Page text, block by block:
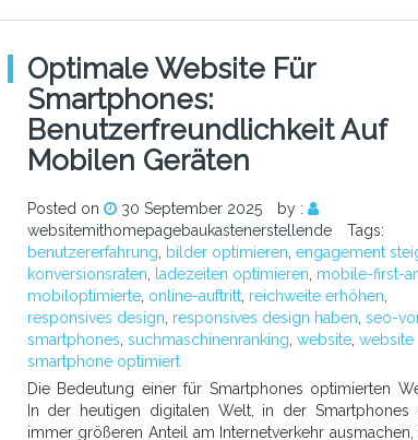
Optimale Website Für
Smartphones:
Benutzerfreundlichkeit Auf
Mobilen Geräten
Posted on 30 September 2025
by :
websitemithomepagebaukastenerstellende
Tags:
benutzererfahrung
bilder optimieren engagement
konversionsraten
ladezeiten optimieren mobile-first-
mobiloptimierte, online-auftritt, reichweite erhöhen
responsives design responsives design haben seo-
smartphones suchmaschinenranking website, website
smartphone optimiert
Die Bedeutung einer für Smartphones optimierten
In der heutigen digitalen Welt, in der Smartphones
immer größeren Anteil am Internetverkehr ausmachen,